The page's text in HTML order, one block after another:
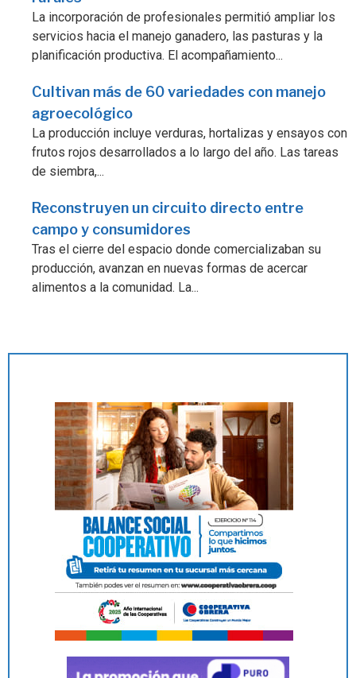
La incorporación de profesionales permitió ampliar los
servicios hacia el manejo ganadero, las pasturas y la
planificación productiva. El acompañamiento...
Cultivan más de 60 variedades con manejo
agroecológico
La producción incluye verduras, hortalizas y ensayos con
frutos rojos desarrollados a lo largo del año. Las tareas
de siembra,...
Reconstruyen un circuito directo entre
campo y consumidores
Tras el cierre del espacio donde comercializaban su
producción, avanzan en nuevas formas de acercar
alimentos a la comunidad. La...